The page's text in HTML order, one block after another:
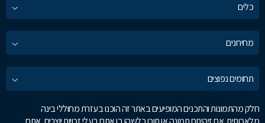
כלים
מחירונים
תחומים נפוצים
חלק מהתמונות והתכנים המופיעים באתר זה הוכנו בעזרת מחוללי בינה